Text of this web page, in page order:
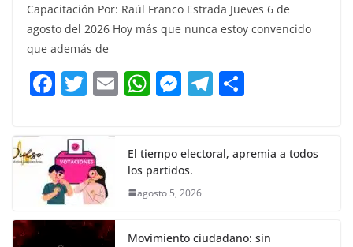
c
e
b
o
k
itt
er
ai at
A
p
ss
n
g
e
a
m
m
p
Capacitación Por: Raúl Franco Estrada Jueves 6 de
agosto del 2026 Hoy más que nunca estoy convencido
que además de
F
e
b
o
o
T
itt
er
E W
s
A
p
M
e
n
er
T
gr p
El tiempo electoral, apremia a todos
los partidos.
agosto 5, 2026
Movimiento ciudadano: sin